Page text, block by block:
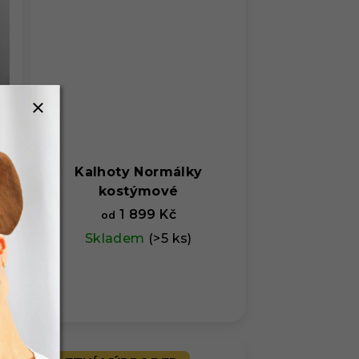
Kalhoty Normálky
kostýmové
od 1 899 Kč
Skladem (>5 ks)